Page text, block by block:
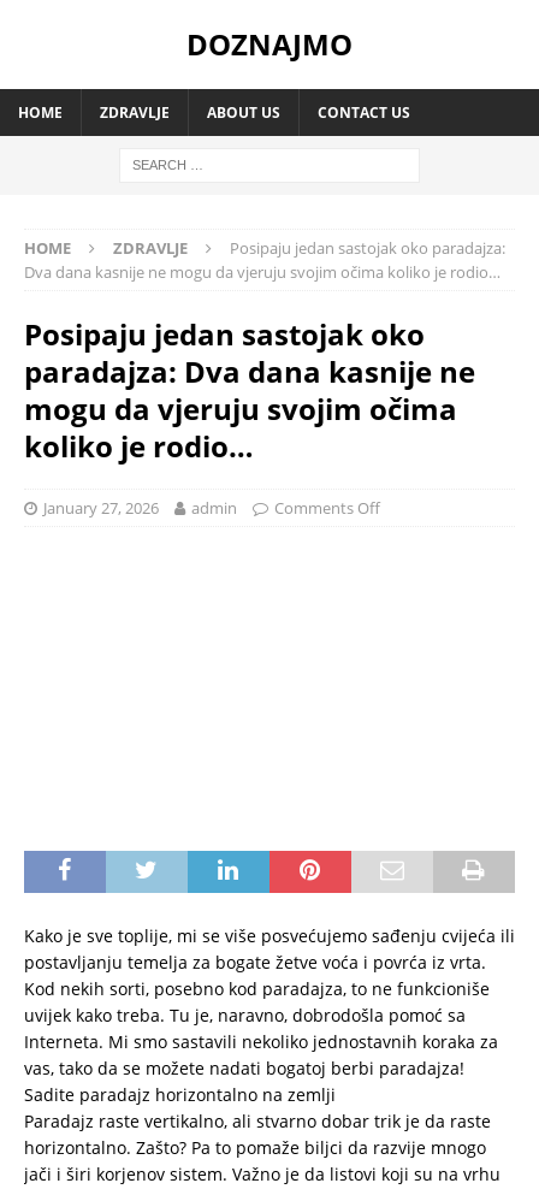
DOZNAJMO
HOME ZDRAVLJE ABOUT US CONTACT US
HOME ZDRAVLJE
Posipaju jedan sastojak oko paradajza:
Dva dana kasnije ne mogu da vjeruju svojim očima koliko je rodio…
Posipaju jedan sastojak oko
paradajza: Dva dana kasnije ne
mogu da vjeruju svojim očima
koliko je rodio…
January 27, 2026 admin Comments Off
Kako je sve toplije, mi se više posvećujemo sađenju cvijeća ili
postavljanju temelja za bogate žetve voća i povrća iz vrta.
Kod nekih sorti, posebno kod paradajza, to ne funkcioniše
uvijek kako treba. Tu je, naravno, dobrodošla pomoć sa
Interneta. Mi smo sastavili nekoliko jednostavnih koraka za
vas, tako da se možete nadati bogatoj berbi paradajza!
Sadite paradajz horizontalno na zemlji
Paradajz raste vertikalno, ali stvarno dobar trik je da raste
horizontalno. Zašto? Pa to pomaže biljci da razvije mnogo
jači i širi korjenov sistem. Važno je da listovi koji su na vrhu